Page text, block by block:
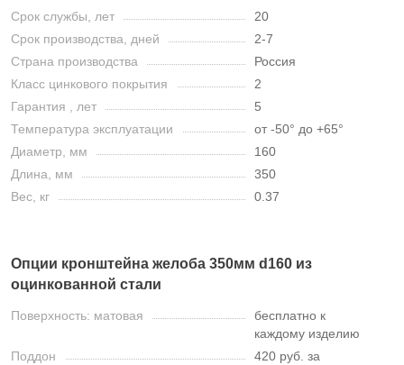
Срок службы, лет
20
Срок производства, дней
2-7
Страна производства
Россия
Класс цинкового покрытия
2
Гарантия , лет
5
Температура эксплуатации
от -50° до +65°
Диаметр, мм
160
Длина, мм
350
Вес, кг
0.37
Опции кронштейна желоба 350мм d160 из
оцинкованной стали
Поверхность: матовая
бесплатно к
каждому изделию
Поддон
420 руб. за